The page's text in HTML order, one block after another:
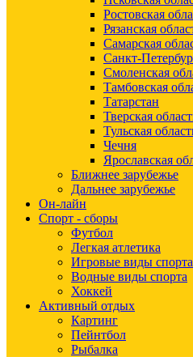
Ростовская
Рязанская
Самарская
Санкт-
Смоленская
Тамбовская
Татарстан
Тверская
Тульская
Чечня
Ярославская
Ближнее зарубежье
Дальнее зарубежье
Он-лайн
Спорт - сборы
Футбол
Легкая атлетика
Игровые виды спорта
Водные виды спорта
Хоккей
Активный отдых
Картинг
Пейнтбол
Рыбалка